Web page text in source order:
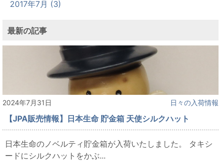
2017年7月 (3)
最新の記事
2024年7月31日 日々の入荷情報
【JPA販売情報】日本生命 貯金箱 天使シルクハット
日本生命のノベルティ貯金箱が入荷いたしました。 タキシ
ードにシルクハットをかぶ...